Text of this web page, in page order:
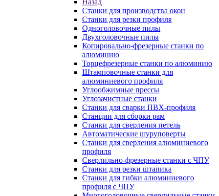
Назад
Станки для производства окон
Станки для резки профиля
Одноголовочные пилы
Двухголовочные пилы
Копировально-фрезерные станки по
алюминию
Торцефрезерные станки по алюминию
Штамповочные станки для
алюминиевого профиля
Углообжимные прессы
Углозачистные станки
Станки для сварки ПВХ-профиля
Станции для сборки рам
Станки для сверления петель
Автоматические шуруповерты
Станки для сверления алюминиевого
профиля
Сверлильно-фрезерные станки с ЧПУ
Станки для резки штапика
Станки для гибки алюминиевого
профиля с ЧПУ